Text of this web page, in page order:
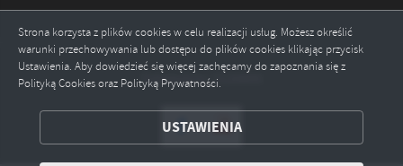
Strona korzysta z plików cookies w celu realizacji usług. Możesz określić
warunki przechowywania lub dostępu do plików cookies klikając przycisk
Ustawienia. Aby dowiedzieć się więcej zachęcamy do zapoznania się z
Polityką Cookies oraz Polityką Prywatności.
USTAWIENIA
ODRZUĆ WSZYSTKIE
Odwiedzin: 2120895